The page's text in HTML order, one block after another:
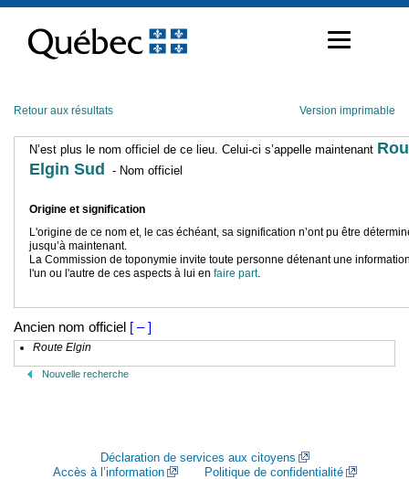
contenu
Retour aux résultats Version imprimable
N’est plus le nom officiel de ce lieu. Celui-ci s’appelle maintenant
Elgin Sud
- Nom officiel
Origine et signification
L'origine de ce nom et, le cas échéant, sa signification n’ont pu être
jusqu’à maintenant.
La Commission de toponymie invite toute personne détenant une
l'un ou l'autre de ces aspects à lui en faire part.
Ancien nom officiel [ – ]
Route Elgin
Nouvelle recherche
Déclaration de services aux citoyens
Accès à l’information
Politique de confidentialité